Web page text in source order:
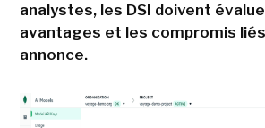
analystes, les DSI doivent
avantages et les compromis
annonce.